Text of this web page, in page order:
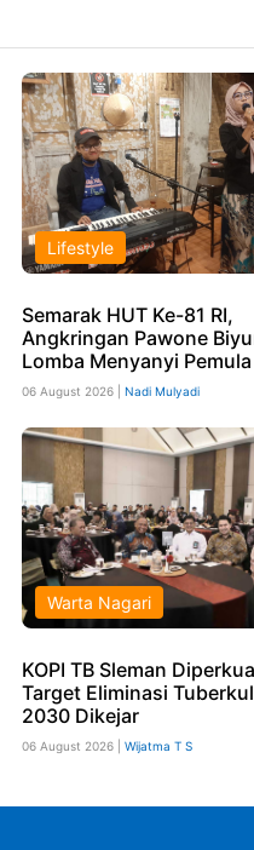
Lifestyle
Semarak HUT Ke-81 RI,
Angkringan Pawone
Lomba Menyanyi Pemula
06 August 2026 | Nadi Mulyadi
Warta Nagari
KOPI TB Sleman
Target Eliminasi
2030 Dikejar
06 August 2026 | Wijatma T S